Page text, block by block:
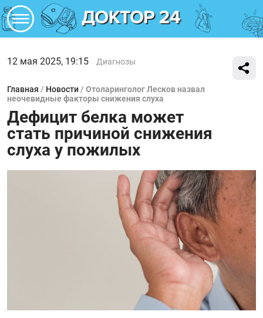
12 мая 2025, 19:15 Диагнозы
Главная / Новости / Отоларинголог Лесков назвал
неочевидные факторы снижения слуха
Дефицит белка может
стать причиной снижения
слуха у пожилых